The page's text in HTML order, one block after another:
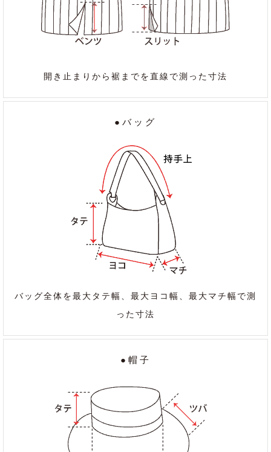
開き止まりから裾までを直線で測った寸法
●バッグ
バッグ全体を最大タテ幅、最大ヨコ幅、最大マチ幅で測
った寸法
●帽子